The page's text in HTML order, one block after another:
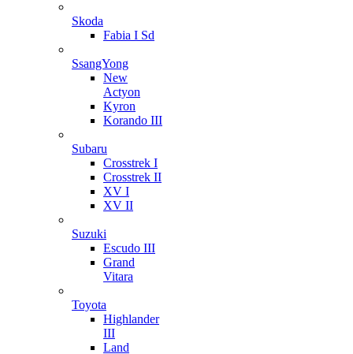
Skoda
Fabia I Sd
SsangYong
New
Actyon
Kyron
Korando III
Subaru
Crosstrek I
Crosstrek II
XV I
XV II
Suzuki
Escudo III
Grand
Vitara
Toyota
Highlander
III
Land